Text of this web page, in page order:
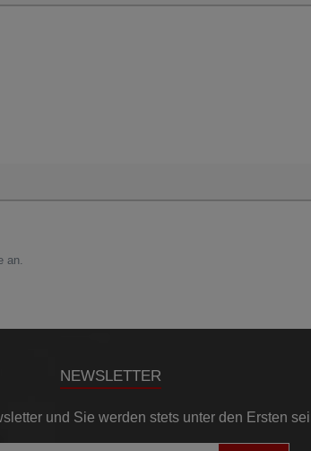
an.
NEWSLETTER
und Sie werden stets unter den Ersten